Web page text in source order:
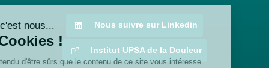
Nous suivre sur Linkedin
Institut UPSA de la Douleur